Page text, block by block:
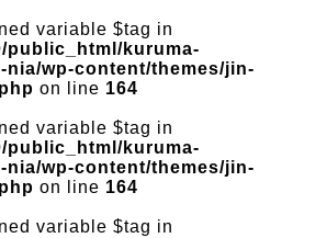
variable $tag in
public_html/kuruma-
nia/wp-content/themes/jin-
on line 164
variable $tag in
public_html/kuruma-
nia/wp-content/themes/jin-
on line 164
variable $tag in